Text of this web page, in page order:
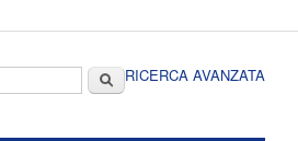
CercaRICERCA AVANZATA